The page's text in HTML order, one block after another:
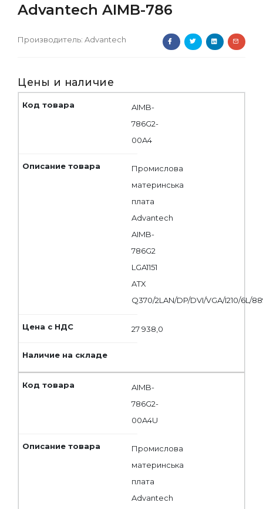
Advantech AIMB-786
Производитель: Advantech
Цены и наличие
AIMB-
786G2-
00A4
Промислова
материнська
плата
Advantech
AIMB-
786G2
LGA1151
ATX
Q370/2LAN/DP/DVI/VGA/I210/6L/
27 938,0
AIMB-
786G2-
00A4U
Промислова
материнська
плата
Advantech